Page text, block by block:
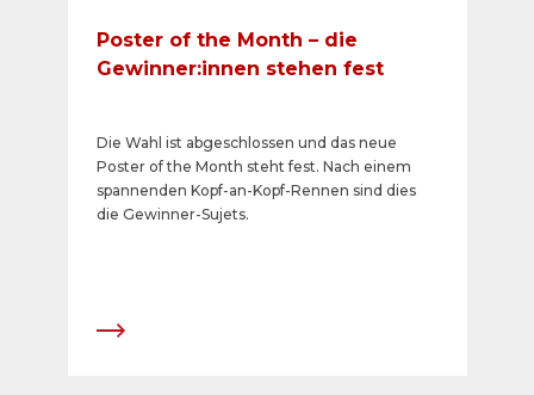
Poster of the Month – die
Gewinner:innen stehen fest
Die Wahl ist abgeschlossen und das neue
Poster of the Month steht fest. Nach einem
spannenden Kopf-an-Kopf-Rennen sind dies
die Gewinner-Sujets.